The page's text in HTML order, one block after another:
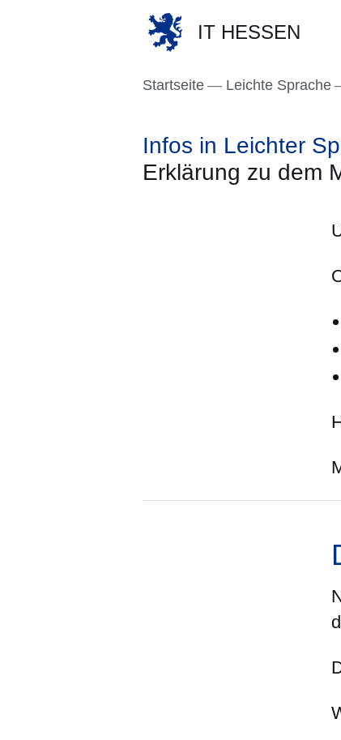
Direkt zum Kopf
Direkt zum Inhalt
Direkt zum Fuß der
IT HESSEN
Startseite Leichte Sprache
Infos in Leichter
Erklärung zu dem